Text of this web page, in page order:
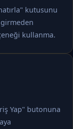
kutusunu
kullanma.
Yap" butonuna